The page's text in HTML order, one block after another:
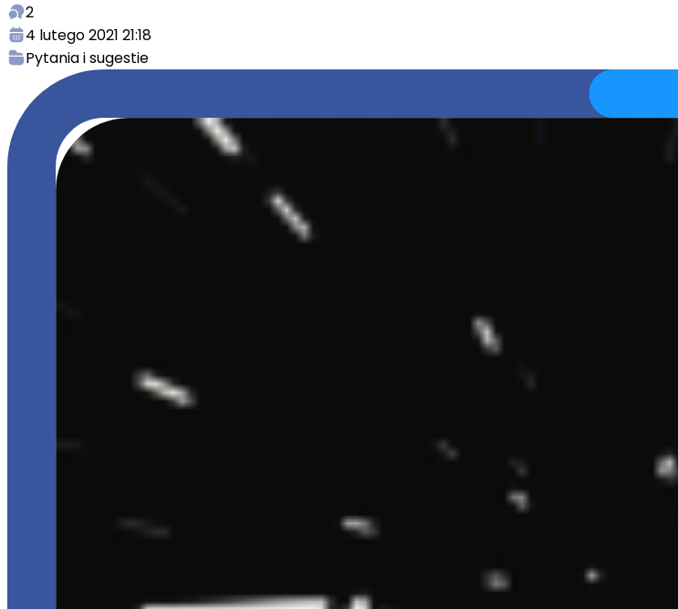
2
4 lutego 2021 21:18
Pytania i sugestie